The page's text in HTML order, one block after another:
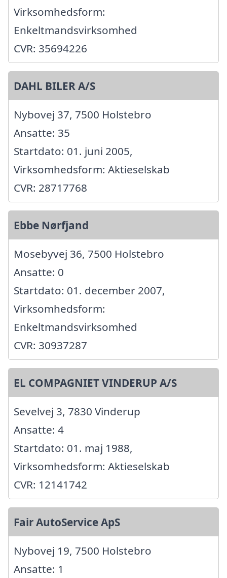
Virksomhedsform:
Enkeltmandsvirksomhed
CVR: 35694226
DAHL BILER A/S
Nybovej 37, 7500 Holstebro
Ansatte: 35
Startdato: 01. juni 2005,
Virksomhedsform: Aktieselskab
CVR: 28717768
Ebbe Nørfjand
Mosebyvej 36, 7500 Holstebro
Ansatte: 0
Startdato: 01. december 2007,
Virksomhedsform:
Enkeltmandsvirksomhed
CVR: 30937287
EL COMPAGNIET VINDERUP A/S
Sevelvej 3, 7830 Vinderup
Ansatte: 4
Startdato: 01. maj 1988,
Virksomhedsform: Aktieselskab
CVR: 12141742
Fair AutoService ApS
Nybovej 19, 7500 Holstebro
Ansatte: 1